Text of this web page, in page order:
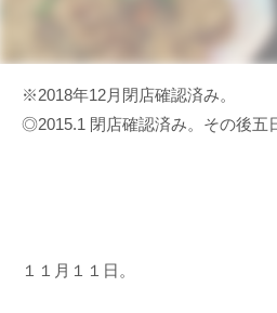
※2018年12月閉店確認済み。
◎2015.1 閉店確認済み。その後五
１１月１１日。